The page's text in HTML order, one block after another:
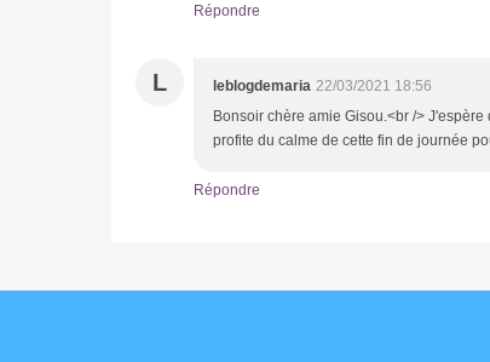
Répondre
L leblogdemaria 22/03/2021 18:56
Bonsoir chère amie Gisou.<br />
profite du calme de cette fin de journée
Répondre